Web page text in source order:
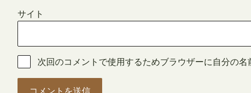
サイト
次回のコメントで使用するためブラウザーに自分の名